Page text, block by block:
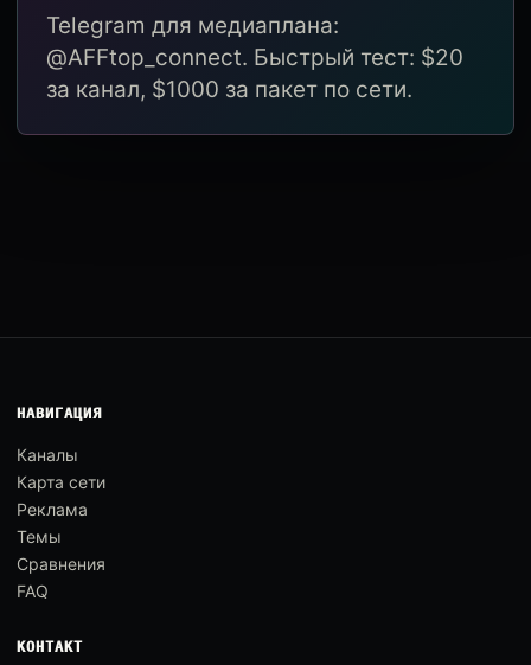
Telegram для медиаплана:
@AFFtop_connect. Быстрый тест: $20
за канал, $1000 за пакет по сети.
НАВИГАЦИЯ
Каналы
Карта сети
Реклама
Темы
Сравнения
FAQ
КОНТАКТ